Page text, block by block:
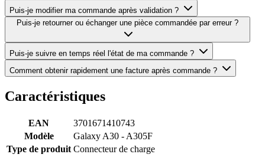
Puis-je modifier ma commande après validation ?
Puis-je retourner ou échanger une pièce commandée par erreur ?
Puis-je suivre en temps réel l'état de ma commande ?
Comment obtenir rapidement une facture après commande ?
Caractéristiques
EAN
3701671410743
Modèle
Galaxy A30 - A305F
Type de produit Connecteur de charge